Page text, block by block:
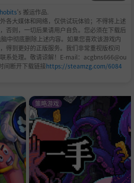
's 搬运作品.
各大媒体和网络，仅供试玩体验；不得将上述
否则，一切后果请用户自负。您必须在下载后
中彻底删除上述内容。如果您喜欢该游戏内
得到更好的正版服务。我们非常重视版权问
系处理。敬请谅解！E-mail：acgbns666@ou
间断开下载链接https://steamzg.com/6084
策略游戏